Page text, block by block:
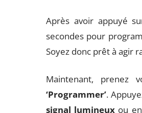
Après avoir appuyé
secondes pour
Soyez donc prêt à agir
Maintenant, prenez
‘Programmer’.
signal lumineux ou